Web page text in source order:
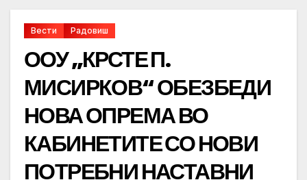
Вести Радовиш
ООУ „КРСТЕ П.
МИСИРКОВ“ ОБЕЗБЕДИ
НОВА ОПРЕМА ВО
КАБИНЕТИТЕ СО НОВИ
ПОТРЕБНИ НАСТАВНИ